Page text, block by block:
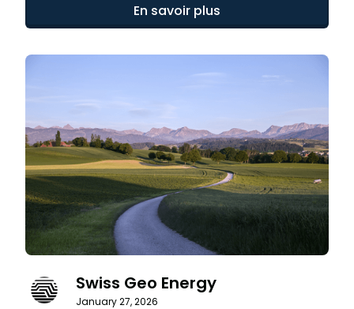
En savoir plus
Swiss Geo Energy
January 27, 2026